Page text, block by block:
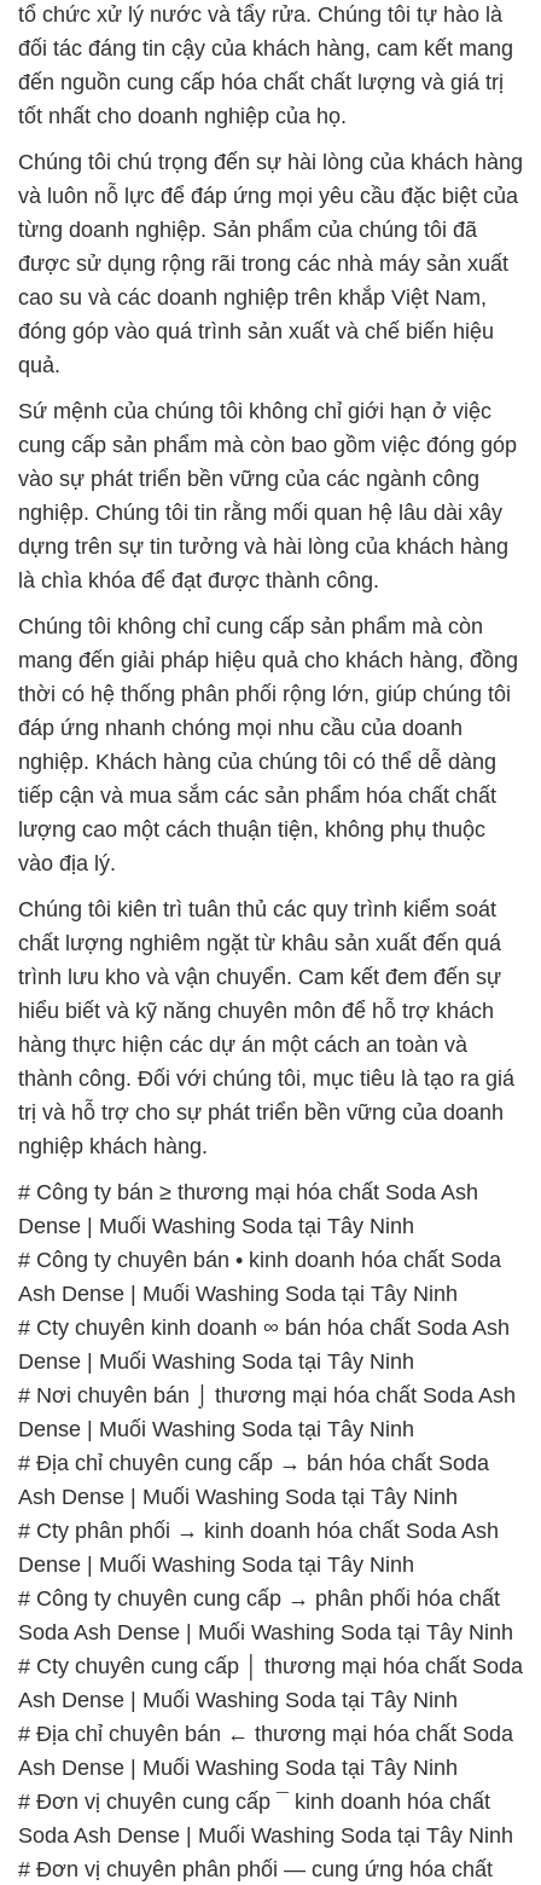
tổ chức xử lý nước và tẩy rửa. Chúng tôi tự hào là
đối tác đáng tin cậy của khách hàng, cam kết mang
đến nguồn cung cấp hóa chất chất lượng và giá trị
tốt nhất cho doanh nghiệp của họ.
Chúng tôi chú trọng đến sự hài lòng của khách hàng
và luôn nỗ lực để đáp ứng mọi yêu cầu đặc biệt của
từng doanh nghiệp. Sản phẩm của chúng tôi đã
được sử dụng rộng rãi trong các nhà máy sản xuất
cao su và các doanh nghiệp trên khắp Việt Nam,
đóng góp vào quá trình sản xuất và chế biến hiệu
quả.
Sứ mệnh của chúng tôi không chỉ giới hạn ở việc
cung cấp sản phẩm mà còn bao gồm việc đóng góp
vào sự phát triển bền vững của các ngành công
nghiệp. Chúng tôi tin rằng mối quan hệ lâu dài xây
dựng trên sự tin tưởng và hài lòng của khách hàng
là chìa khóa để đạt được thành công.
Chúng tôi không chỉ cung cấp sản phẩm mà còn
mang đến giải pháp hiệu quả cho khách hàng, đồng
thời có hệ thống phân phối rộng lớn, giúp chúng tôi
đáp ứng nhanh chóng mọi nhu cầu của doanh
nghiệp. Khách hàng của chúng tôi có thể dễ dàng
tiếp cận và mua sắm các sản phẩm hóa chất chất
lượng cao một cách thuận tiện, không phụ thuộc
vào địa lý.
Chúng tôi kiên trì tuân thủ các quy trình kiểm soát
chất lượng nghiêm ngặt từ khâu sản xuất đến quá
trình lưu kho và vận chuyển. Cam kết đem đến sự
hiểu biết và kỹ năng chuyên môn để hỗ trợ khách
hàng thực hiện các dự án một cách an toàn và
thành công. Đối với chúng tôi, mục tiêu là tạo ra giá
trị và hỗ trợ cho sự phát triển bền vững của doanh
nghiệp khách hàng.
# Công ty bán ≥ thương mại hóa chất Soda Ash
Dense | Muối Washing Soda tại Tây Ninh
# Công ty chuyên bán • kinh doanh hóa chất Soda
Ash Dense | Muối Washing Soda tại Tây Ninh
# Cty chuyên kinh doanh ∞ bán hóa chất Soda Ash
Dense | Muối Washing Soda tại Tây Ninh
# Nơi chuyên bán ⌡ thương mại hóa chất Soda Ash
Dense | Muối Washing Soda tại Tây Ninh
# Địa chỉ chuyên cung cấp → bán hóa chất Soda
Ash Dense | Muối Washing Soda tại Tây Ninh
# Cty phân phối → kinh doanh hóa chất Soda Ash
Dense | Muối Washing Soda tại Tây Ninh
# Công ty chuyên cung cấp → phân phối hóa chất
Soda Ash Dense | Muối Washing Soda tại Tây Ninh
# Cty chuyên cung cấp │ thương mại hóa chất Soda
Ash Dense | Muối Washing Soda tại Tây Ninh
# Địa chỉ chuyên bán ← thương mại hóa chất Soda
Ash Dense | Muối Washing Soda tại Tây Ninh
# Đơn vị chuyên cung cấp ¯ kinh doanh hóa chất
Soda Ash Dense | Muối Washing Soda tại Tây Ninh
# Đơn vị chuyên phân phối — cung ứng hóa chất